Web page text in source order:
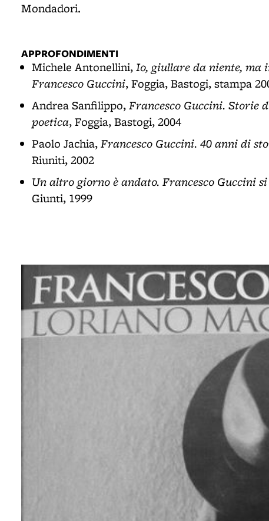
Mondadori.
APPROFONDIMENTI
Michele Antonellini,Io, giullare da niente, ma
Francesco Guccini, Foggia, Bastogi, stampa
Andrea Sanfilippo,Francesco Guccini. Storie
poetica, Foggia, Bastogi, 2004
Paolo Jachia,Francesco Guccini. 40 anni di
Riuniti, 2002
Un altro giorno è andato. Francesco Guccini
Giunti, 1999